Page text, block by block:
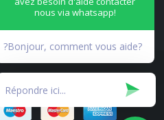
nous via whatsapp!
?Bonjour, comment vous aide?